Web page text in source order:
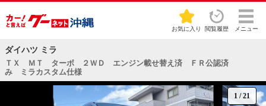
お気に入り 閲覧履歴 メニュー
ダイハツ ミラ
ＴＸ ＭＴ ターボ ２ＷＤ エンジン載せ替え済 ＦＲ公認済
み ミラカスタム仕様
1 /21